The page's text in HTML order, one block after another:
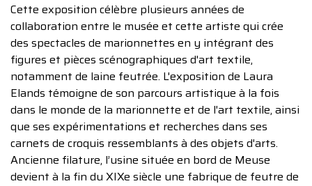
Cette exposition célèbre plusieurs années de
collaboration entre le musée et cette artiste qui crée
des spectacles de marionnettes en y intégrant des
figures et pièces scénographiques d'art textile,
notamment de laine feutrée. L'exposition de Laura
Elands témoigne de son parcours artistique à la fois
dans le monde de la marionnette et de l'art textile, ainsi
que ses expérimentations et recherches dans ses
carnets de croquis ressemblants à des objets d'arts.
Ancienne filature, l’usine située en bord de Meuse
devient à la fin du XIXe siècle une fabrique de feutre de